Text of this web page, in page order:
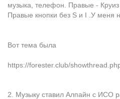
музыка, телефон. Правые -
Правые кнопки без S и I . У меня
Вот тема была
https://forester.club/
2. Музыку ставил Алпайн с ИСО